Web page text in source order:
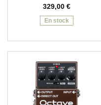
329,00 €
En stock